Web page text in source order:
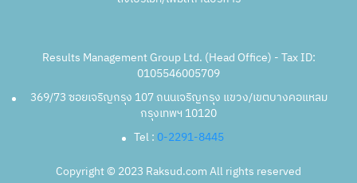
Results Management Group Ltd. (Head Office) - Tax ID:
0105546005709
369/73 ซอยเจริญกรุง 107 ถนนเจริญกรุง แขวง/เขตบางคอแหลม
กรุงเทพฯ 10120
Tel : 0-2291-8445
Copyright © 2023 Raksud.com All rights reserved